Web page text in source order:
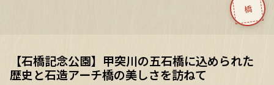
橋
【石橋記念公園】甲突川の五石橋に込められた
歴史と石造アーチ橋の美しさを訪ねて